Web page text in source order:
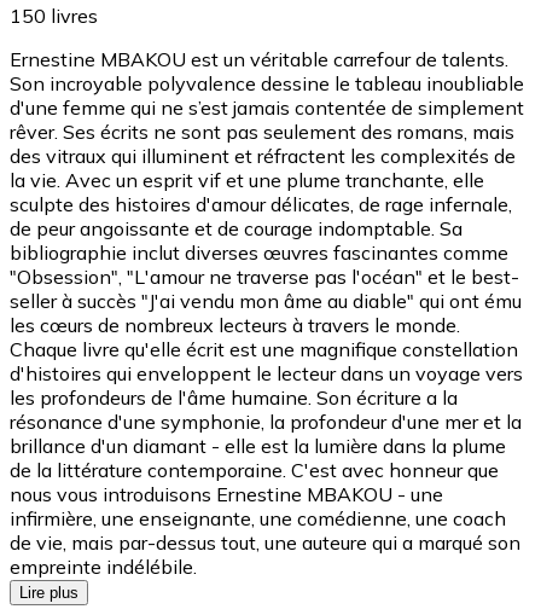
150 livres
Ernestine MBAKOU est un véritable carrefour de talents.
Son incroyable polyvalence dessine le tableau inoubliable
d'une femme qui ne s’est jamais contentée de simplement
rêver. Ses écrits ne sont pas seulement des romans, mais
des vitraux qui illuminent et réfractent les complexités de
la vie. Avec un esprit vif et une plume tranchante, elle
sculpte des histoires d'amour délicates, de rage infernale,
de peur angoissante et de courage indomptable. Sa
bibliographie inclut diverses œuvres fascinantes comme
"Obsession", "L'amour ne traverse pas l'océan" et le best-
seller à succès "J'ai vendu mon âme au diable" qui ont ému
les cœurs de nombreux lecteurs à travers le monde.
Chaque livre qu'elle écrit est une magnifique constellation
d'histoires qui enveloppent le lecteur dans un voyage vers
les profondeurs de l'âme humaine. Son écriture a la
résonance d'une symphonie, la profondeur d'une mer et la
brillance d'un diamant - elle est la lumière dans la plume
de la littérature contemporaine. C'est avec honneur que
nous vous introduisons Ernestine MBAKOU - une
infirmière, une enseignante, une comédienne, une coach
de vie, mais par-dessus tout, une auteure qui a marqué son
empreinte indélébile.
Lire plus